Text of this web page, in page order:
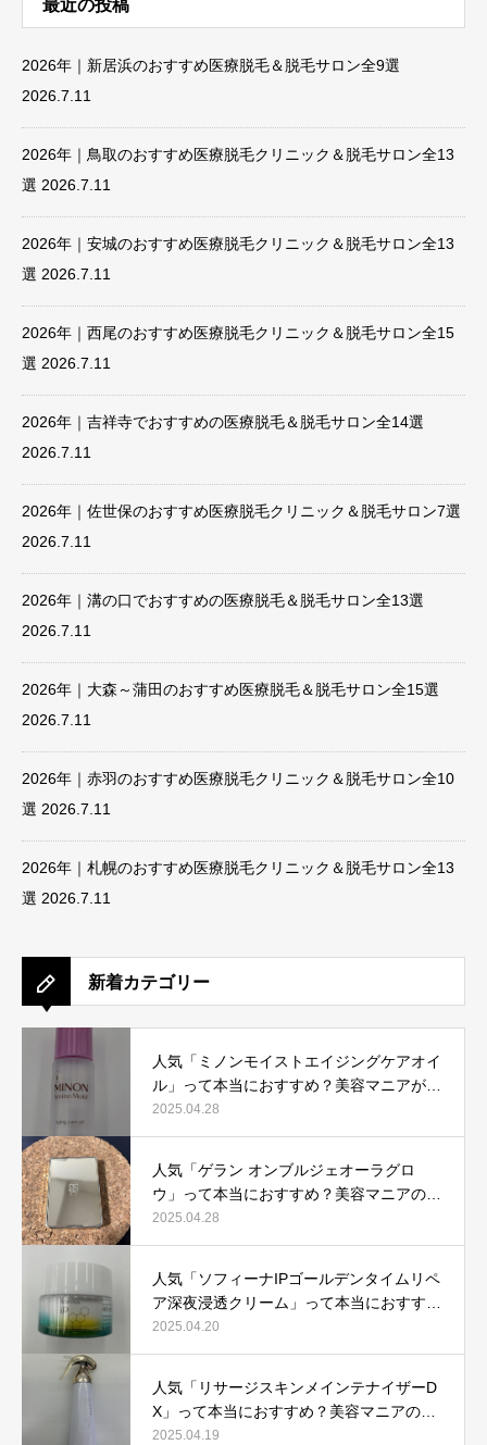
最近の投稿
2026年｜新居浜のおすすめ医療脱毛＆脱毛サロン全9選
2026.7.11
2026年｜鳥取のおすすめ医療脱毛クリニック＆脱毛サロン全13
選 2026.7.11
2026年｜安城のおすすめ医療脱毛クリニック＆脱毛サロン全13
選 2026.7.11
2026年｜西尾のおすすめ医療脱毛クリニック＆脱毛サロン全15
選 2026.7.11
2026年｜吉祥寺でおすすめの医療脱毛＆脱毛サロン全14選
2026.7.11
2026年｜佐世保のおすすめ医療脱毛クリニック＆脱毛サロン7選
2026.7.11
2026年｜溝の口でおすすめの医療脱毛＆脱毛サロン全13選
2026.7.11
2026年｜大森～蒲田のおすすめ医療脱毛＆脱毛サロン全15選
2026.7.11
2026年｜赤羽のおすすめ医療脱毛クリニック＆脱毛サロン全10
選 2026.7.11
2026年｜札幌のおすすめ医療脱毛クリニック＆脱毛サロン全13
選 2026.7.11
新着カテゴリー
人気「ミノンモイストエイジングケアオイ
ル」って本当におすすめ？美容マニアが実
際使用して口コミを検証！
2025.04.28
人気「ゲラン オンブルジェオーラグロ
ウ」って本当におすすめ？美容マニアの私
が実際使用して、口コミを検証！
2025.04.28
人気「ソフィーナIPゴールデンタイムリペ
ア深夜浸透クリーム」って本当におすす
め？美容マニアが実際使用して口コミを検
証！
2025.04.20
人気「リサージスキンメインテナイザーD
X」って本当におすすめ？美容マニアの私
が実際使用して、口コミを検証！
2025.04.19